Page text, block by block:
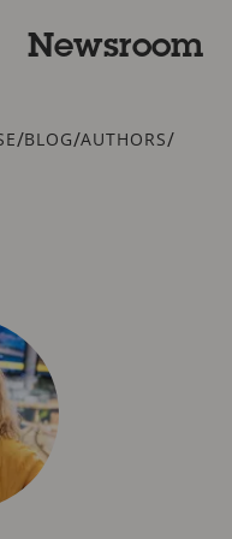
Newsroom
/BLOG/AUTHORS/